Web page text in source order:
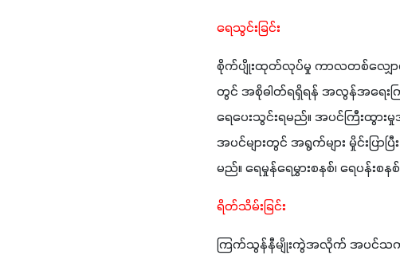
ရေသွင်းခြင်း
စိုက်ပျိုးထုတ်လုပ်မှု ကာလတစ်လျှောက် မ
တွင် အစိုဓါတ်ရရှိရန် အလွန်အရေးက
ရေပေးသွင်းရမည်။ အပင်ကြီး
အပင်များတွင် အရွက်များ မှိုင်းပြ
မည်။ ရေမှုန်ရေမွှားစနစ်၊ ရေပန်း
ရိတ်သိမ်းခြင်း
ကြက်သွန်နီမျိုးကွဲအလိုက် အပင်သက်